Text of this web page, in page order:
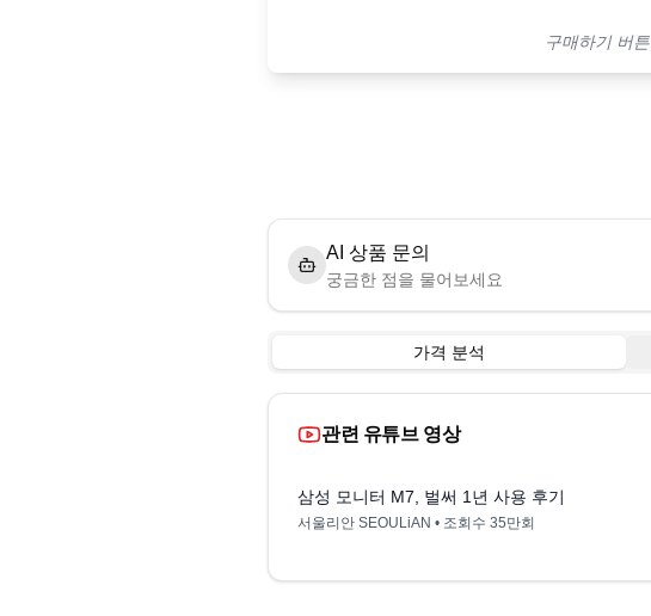
구매하기 버
AI 상품 문의
궁금한 점을 물어보세요
가격 분석
관련 유튜브 영상
삼성 모니터 M7, 벌써 1년 사용 후기
서울리안 SEOULiAN • 조회수 35만회